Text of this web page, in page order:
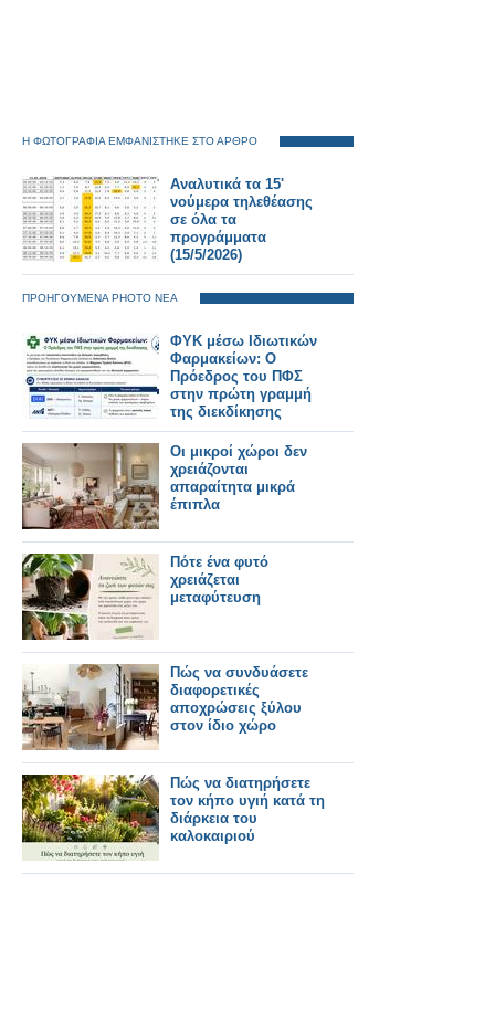
Η ΦΩΤΟΓΡΑΦΙΑ ΕΜΦΑΝΙΣΤΗΚΕ ΣΤΟ ΑΡΘΡΟ
Αναλυτικά τα 15'
νούμερα τηλεθέασης
σε όλα τα
προγράμματα
(15/5/2026)
ΠΡΟΗΓΟΥΜΕΝΑ PHOTO ΝΕΑ
ΦΥΚ μέσω Ιδιωτικών
Φαρμακείων: Ο
Πρόεδρος του ΠΦΣ
στην πρώτη γραμμή
της διεκδίκησης
Οι μικροί χώροι δεν
χρειάζονται
απαραίτητα μικρά
έπιπλα
Πότε ένα φυτό
χρειάζεται
μεταφύτευση
Πώς να συνδυάσετε
διαφορετικές
αποχρώσεις ξύλου
στον ίδιο χώρο
Πώς να διατηρήσετε
τον κήπο υγιή κατά τη
διάρκεια του
καλοκαιριού